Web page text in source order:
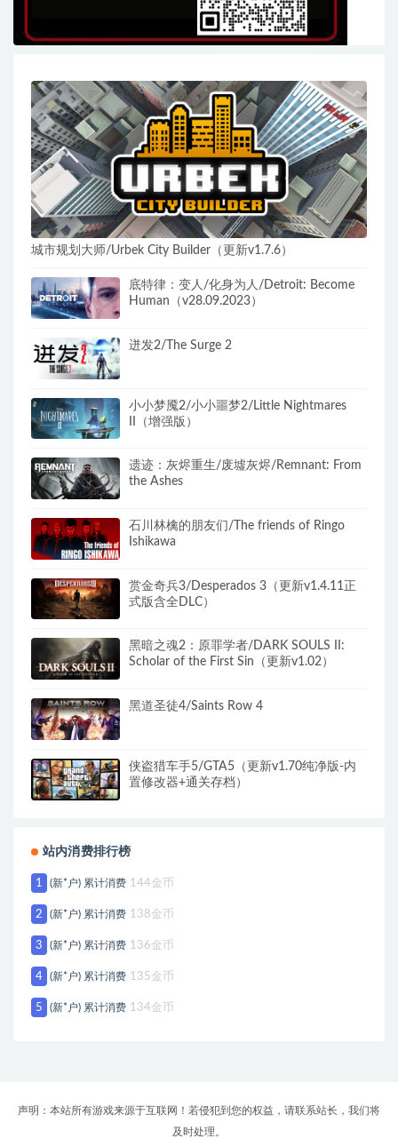
城市规划大师/Urbek City Builder（更新v1.7.6）
底特律：变人/化身为人/Detroit: Become
Human（v28.09.2023）
迸发2/The Surge 2
小小梦魇2/小小噩梦2/Little Nightmares
II（增强版）
遗迹：灰烬重生/废墟灰烬/Remnant: From
the Ashes
石川林檎的朋友们/The friends of Ringo
Ishikawa
赏金奇兵3/Desperados 3（更新v1.4.11正
式版含全DLC）
黑暗之魂2：原罪学者/DARK SOULS II:
Scholar of the First Sin（更新v1.02）
黑道圣徒4/Saints Row 4
侠盗猎车手5/GTA5（更新v1.70纯净版-内
置修改器+通关存档）
站内消费排行榜
1 (新*户) 累计消费 144金币
2 (新*户) 累计消费 138金币
3 (新*户) 累计消费 136金币
4 (新*户) 累计消费 135金币
5 (新*户) 累计消费 134金币
声明：本站所有游戏来源于互联网！若侵犯到您的权益，请联系站长，我们将
及时处理。